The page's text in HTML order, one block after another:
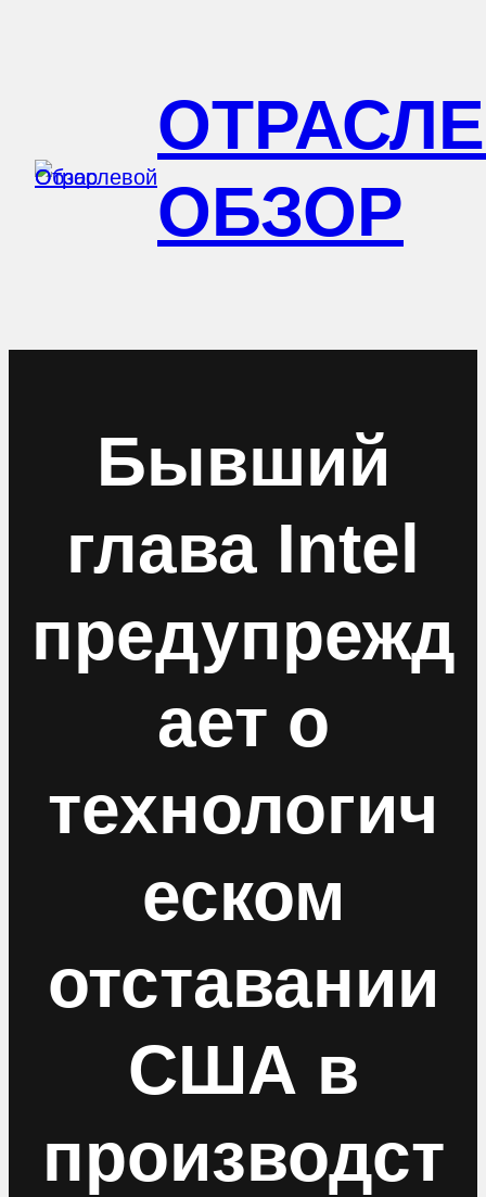
ОБЗОР
Бывший
глава Intel
предупрежд
ает о
технологич
еском
отставании
США в
производст